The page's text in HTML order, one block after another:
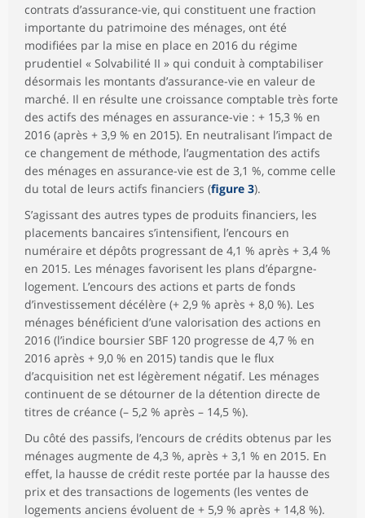
contrats d’assurance-vie, qui constituent une fraction
importante du patrimoine des ménages, ont été
modifiées par la mise en place en 2016 du régime
prudentiel « Solvabilité II » qui conduit à comptabiliser
désormais les montants d’assurance-vie en valeur de
marché. Il en résulte une croissance comptable très forte
des actifs des ménages en assurance-vie : + 15,3 % en
2016 (après + 3,9 % en 2015). En neutralisant l’impact de
ce changement de méthode, l’augmentation des actifs
des ménages en assurance-vie est de 3,1 %, comme celle
du total de leurs actifs financiers (figure 3).
S’agissant des autres types de produits financiers, les
placements bancaires s’intensifient, l’encours en
numéraire et dépôts progressant de 4,1 % après + 3,4 %
en 2015. Les ménages favorisent les plans d’épargne-
logement. L’encours des actions et parts de fonds
d’investissement décélère (+ 2,9 % après + 8,0 %). Les
ménages bénéficient d’une valorisation des actions en
2016 (l’indice boursier SBF 120 progresse de 4,7 % en
2016 après + 9,0 % en 2015) tandis que le flux
d’acquisition net est légèrement négatif. Les ménages
continuent de se détourner de la détention directe de
titres de créance (– 5,2 % après – 14,5 %).
Du côté des passifs, l’encours de crédits obtenus par les
ménages augmente de 4,3 %, après + 3,1 % en 2015. En
effet, la hausse de crédit reste portée par la hausse des
prix et des transactions de logements (les ventes de
logements anciens évoluent de + 5,9 % après + 14,8 %).